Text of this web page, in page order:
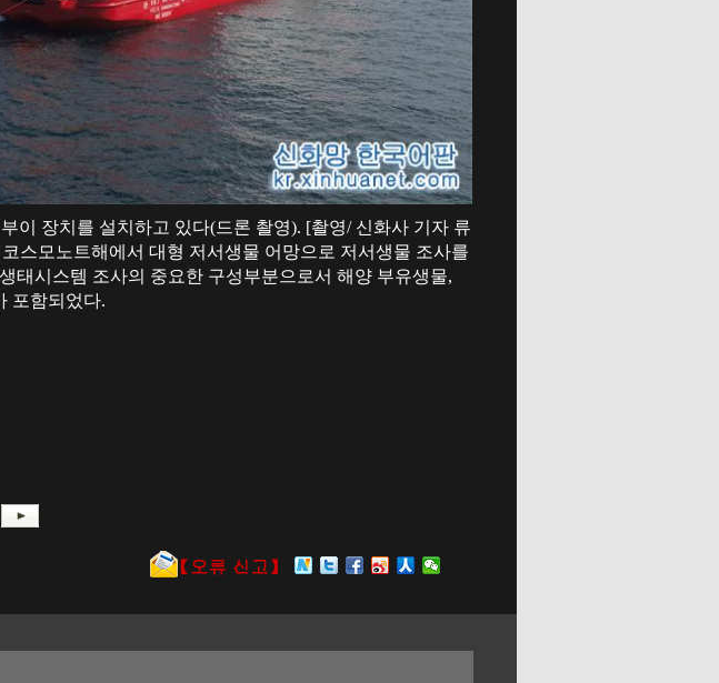
이 장치를 설치하고 있다(드론 촬영). [촬영/ 신화사 기자 류
스모노트해에서 대형 저서생물 어망으로 저서생물 조사를
태시스템 조사의 중요한 구성부분으로서 해양 부유생물,
포함되었다.